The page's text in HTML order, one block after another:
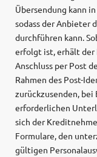
Übersendung kann
sodass der Anbieter
durchführen kann.
erfolgt ist, erhält der
Anschluss per Post
Rahmen des Post-
zurückzusenden, bei
erforderlichen
sich der
Formulare, den
gültigen